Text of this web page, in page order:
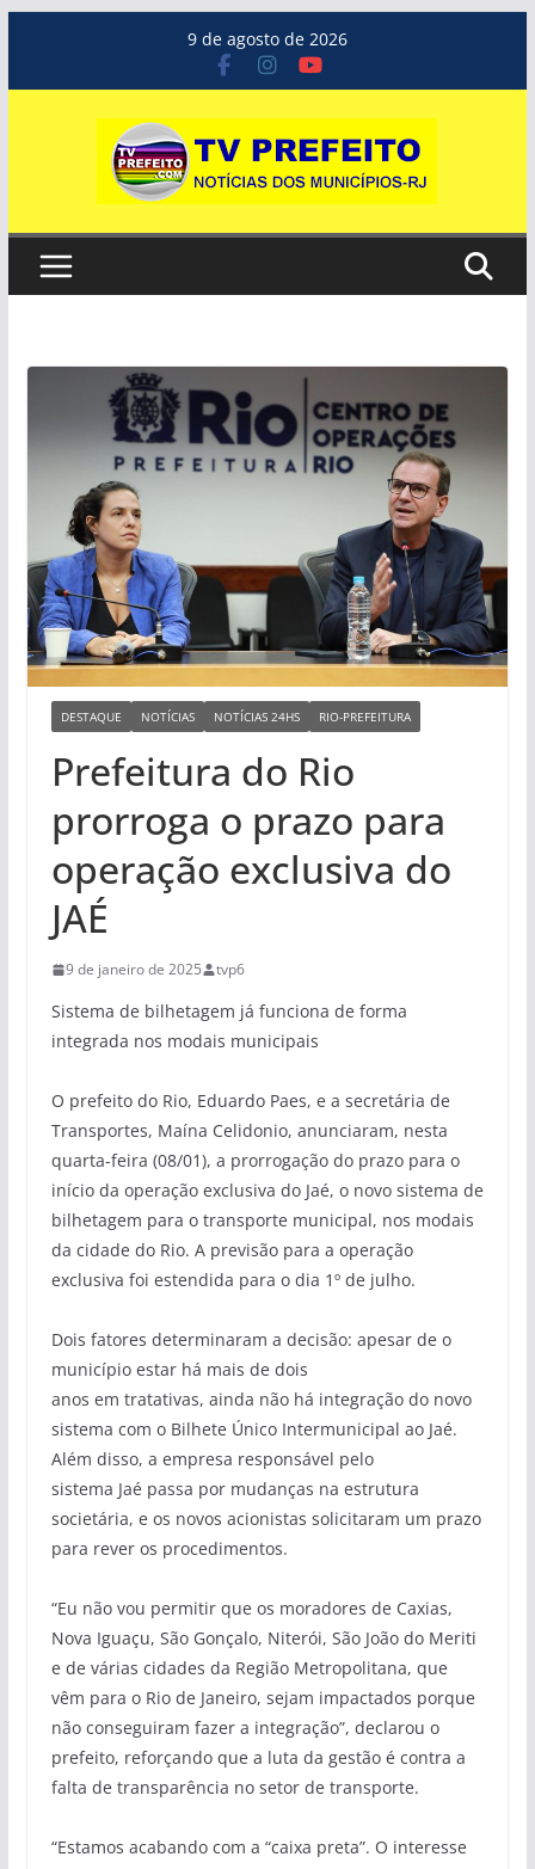
o
9 de agosto de 2026
DESTAQUE NOTÍCIAS NOTÍCIAS 24HS RIO-PREFEITURA
Prefeitura do Rio
prorroga o prazo para
operação exclusiva do
JAÉ
9 de janeiro de 2025 tvp6
Sistema de bilhetagem já funciona de forma
integrada nos modais municipais
O prefeito do Rio, Eduardo Paes, e a secretária de
Transportes, Maína Celidonio, anunciaram, nesta
quarta-feira (08/01), a prorrogação do prazo para o
início da operação exclusiva do Jaé, o novo sistema de
bilhetagem para o transporte municipal, nos modais
da cidade do Rio. A previsão para a operação
exclusiva foi estendida para o dia 1º de julho.
Dois fatores determinaram a decisão: apesar de o
município estar há mais de dois
anos em tratativas, ainda não há integração do novo
sistema com o Bilhete Único Intermunicipal ao Jaé.
Além disso, a empresa responsável pelo
sistema Jaé passa por mudanças na estrutura
societária, e os novos acionistas solicitaram um prazo
para rever os procedimentos.
“Eu não vou permitir que os moradores de Caxias,
Nova Iguaçu, São Gonçalo, Niterói, São João do Meriti
e de várias cidades da Região Metropolitana, que
vêm para o Rio de Janeiro, sejam impactados porque
não conseguiram fazer a integração”, declarou o
prefeito, reforçando que a luta da gestão é contra a
falta de transparência no setor de transporte.
“Estamos acabando com a “caixa preta”. O interesse